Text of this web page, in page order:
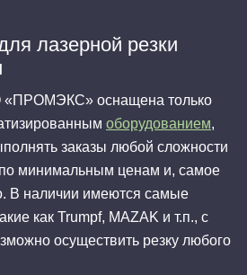
лазерной резки
оснащена только
оборудованием,
заказы любой сложности
минимальным ценам и, самое
В наличии имеются самые
как Trumpf, MAZAK и т.п., с
осуществить резку любого